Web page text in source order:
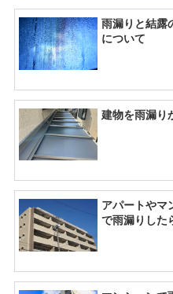
雨漏りと結露
について
建物を雨漏り
アパートやマ
で雨漏りした